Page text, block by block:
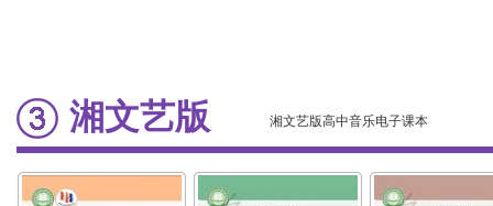
湘文艺版 湘文艺版高中音乐电子课本